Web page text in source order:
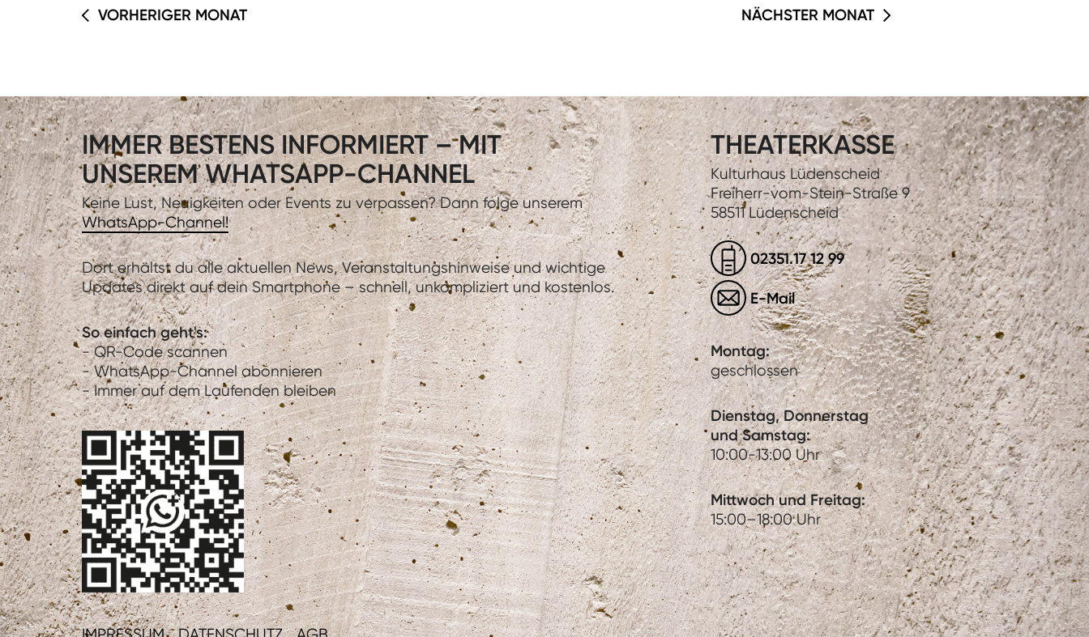
VORHERIGER MONAT NÄCHSTER MONAT
IMMER BESTENS INFORMIERT – MIT
UNSEREM WHATSAPP-CHANNEL
Keine Lust, Neuigkeiten oder Events zu verpassen? Dann folge unserem
WhatsApp-Channel!
Dort erhältst du alle aktuellen News, Veranstaltungshinweise und wichtige
Updates direkt auf dein Smartphone – schnell, unkompliziert und kostenlos.
So einfach geht's:
- QR-Code scannen
- WhatsApp-Channel abonnieren
- Immer auf dem Laufenden bleiben
THEATERKASSE
Kulturhaus Lüdenscheid
Freiherr-vom-Stein-Straße 9
58511 Lüdenscheid
02351.17 12 99
E-Mail
Montag:
geschlossen
Dienstag, Donnerstag
und Samstag:
10:00-13:00 Uhr
Mittwoch und Freitag:
15:00–18:00 Uhr